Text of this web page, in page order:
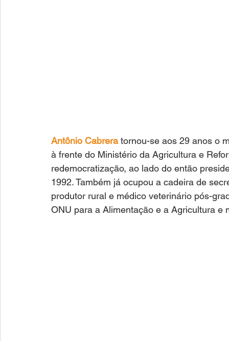
Antônio Cabrera tornou-se aos 29 anos o
à frente do Ministério da Agricultura e
redemocratização, ao lado do então
1992. Também já ocupou a cadeira de
produtor rural e médico veterinário pós-
ONU para a Alimentação e a Agricultura